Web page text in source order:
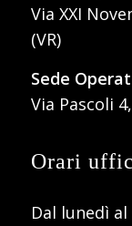
Via XXI
(VR)
Sede
Via Pascoli
Orari
Dal lunedì